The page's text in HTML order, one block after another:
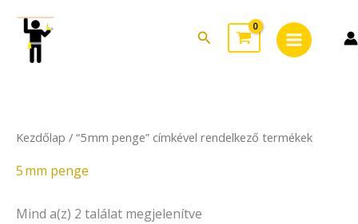
content
Search
Menu
Kezdőlap / “5 mm penge” címkével rendelkező termékek
5 mm penge
Mind a(z) 2 találat megjelenítve
latest